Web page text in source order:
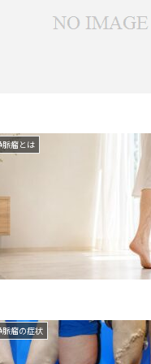
脈瘤とは
脈瘤の症状